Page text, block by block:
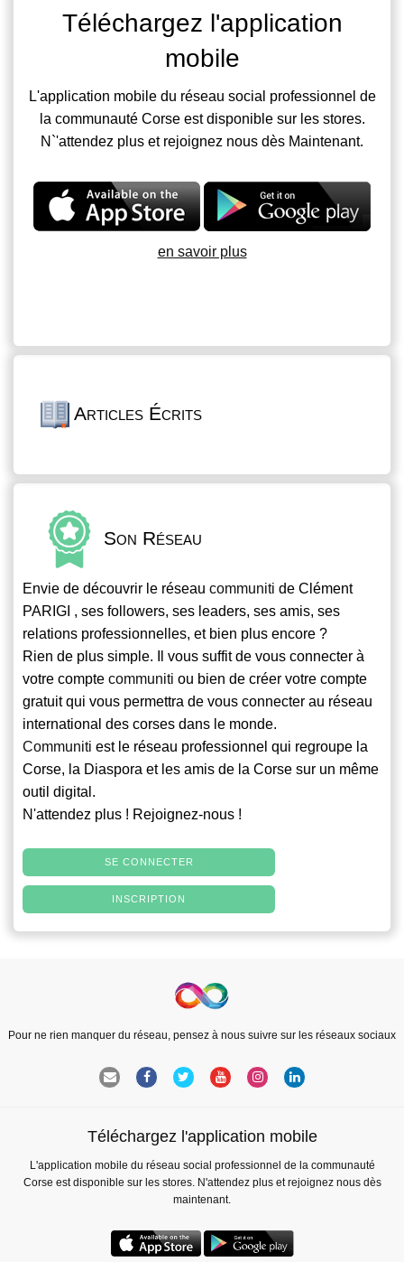
Téléchargez l'application
mobile
L'application mobile du réseau social professionnel de
la communauté Corse est disponible sur les stores.
N`'attendez plus et rejoignez nous dès Maintenant.
en savoir plus
Articles Écrits
Son Réseau
Envie de découvrir le réseau communiti de Clément
PARIGI , ses followers, ses leaders, ses amis, ses
relations professionnelles, et bien plus encore ?
Rien de plus simple. Il vous suffit de vous connecter à
votre compte communiti ou bien de créer votre compte
gratuit qui vous permettra de vous connecter au réseau
international des corses dans le monde.
Communiti est le réseau professionnel qui regroupe la
Corse, la Diaspora et les amis de la Corse sur un même
outil digital.
N'attendez plus ! Rejoignez-nous !
SE CONNECTER
INSCRIPTION
Pour ne rien manquer du réseau, pensez à nous suivre sur les réseaux sociaux
Téléchargez l'application mobile
L'application mobile du réseau social professionnel de la communauté
Corse est disponible sur les stores. N'attendez plus et rejoignez nous dès
maintenant.